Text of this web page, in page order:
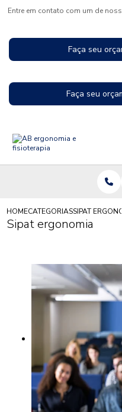
Entre em contato com um de
Faça seu
Faça seu
HOMECATEGORIASSIPAT
Sipat ergonomia